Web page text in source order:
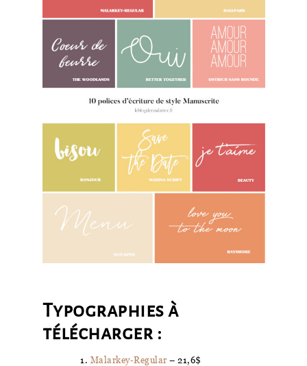
Typographies à
télécharger :
Malarkey-Regular – 21,6$